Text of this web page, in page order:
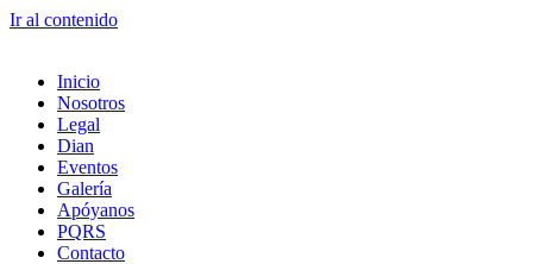
Ir al contenido
Inicio
Nosotros
Legal
Dian
Eventos
Galería
Apóyanos
PQRS
Contacto